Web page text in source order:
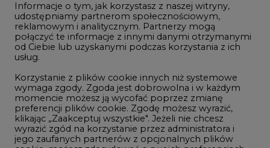
Gospodarka
Geopolityka
LTE450
Innowacje i AI
Telekomunikacja i IT
Handel emisjami CO2
Wodór
Informacje o tym, jak korzystasz z naszej witryny,
udostępniamy partnerom społecznościowym,
reklamowym i analitycznym. Partnerzy mogą
połączyć te informacje z innymi danymi otrzymanymi
od Ciebie lub uzyskanymi podczas korzystania z ich
usług.
Korzystanie z plików cookie innych niż systemowe
wymaga zgody. Zgoda jest dobrowolna i w każdym
momencie możesz ją wycofać poprzez zmianę
preferencji plików cookie. Zgodę możesz wyrazić,
klikając „Zaakceptuj wszystkie". Jeżeli nie chcesz
wyrazić zgód na korzystanie przez administratora i
jego zaufanych partnerów z opcjonalnych plików